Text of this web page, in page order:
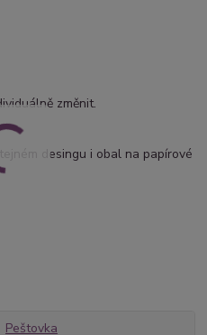
změnit.
desingu i obal na papírové
Peštovka